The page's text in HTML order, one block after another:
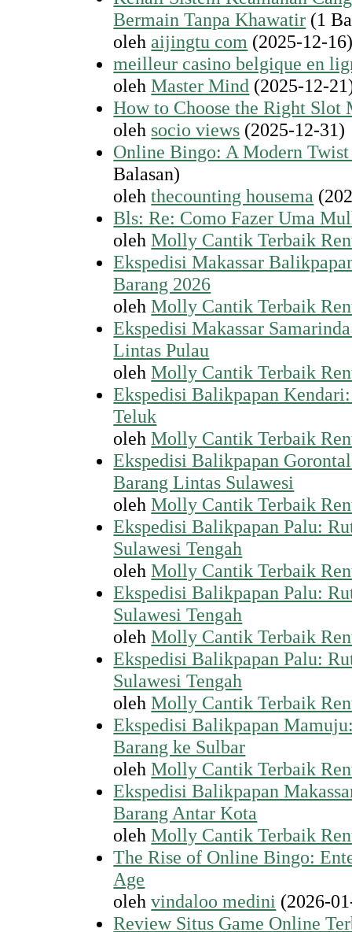
Bermain Tanpa Khawatir (1
oleh aijingtu com (2025-12-
meilleur casino belgique en
olehMaster Mind (2025-12-
How to Choose the Right Slot
oleh socio views (2025-12-31)
Online Bingo: A Modern Twist
Balasan)
olehthecounting housema
Bls: Re: Como Fazer Uma
olehMolly Cantik Terbaik
Ekspedisi Makassar
Barang 2026
olehMolly Cantik Terbaik
Ekspedisi Makassar
Lintas Pulau
olehMolly Cantik Terbaik
Ekspedisi Balikpapan
Teluk
olehMolly Cantik Terbaik
Ekspedisi Balikpapan
Barang Lintas Sulawesi
olehMolly Cantik Terbaik
Ekspedisi Balikpapan Palu:
Sulawesi Tengah
olehMolly Cantik Terbaik
Ekspedisi Balikpapan Palu:
Sulawesi Tengah
olehMolly Cantik Terbaik
Ekspedisi Balikpapan Palu:
Sulawesi Tengah
olehMolly Cantik Terbaik
Ekspedisi Balikpapan
Barang ke Sulbar
olehMolly Cantik Terbaik
Ekspedisi Balikpapan
Barang Antar Kota
olehMolly Cantik Terbaik
The Rise of Online Bingo:
Age
olehvindaloo medini (2026-
Review Situs Game Online